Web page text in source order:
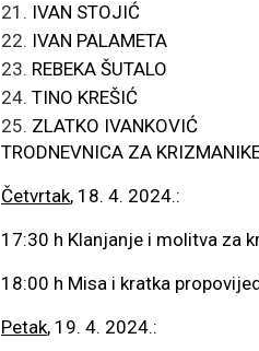
IVAN STOJIĆ
IVAN PALAMETA
REBEKA ŠUTALO
TINO KREŠIĆ
ZLATKO IVANKOVIĆ
TRODNEVNICA ZA
Četvrtak, 18. 4. 2024.:
17:30 h Klanjanje i molitva za
18:00 h Misa i kratka
Petak, 19. 4. 2024.: